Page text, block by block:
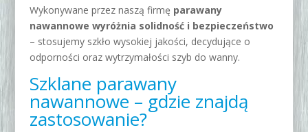
Wykonywane przez naszą firmę parawany
nawannowe wyróżnia solidność i bezpieczeństwo
– stosujemy szkło wysokiej jakości, decydujące o
odporności oraz wytrzymałości szyb do wanny.
Szklane parawany
nawannowe – gdzie znajdą
zastosowanie?